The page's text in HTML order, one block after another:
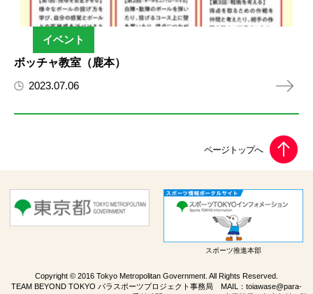
イベント
ボッチャ教室（鹿本）
2023.07.06
スポーツ推進本部
Copyright © 2016 Tokyo Metropolitan Government. All Rights Reserved.
TEAM BEYOND TOKYO パラスポーツプロジェクト事務局 MAIL： toiawase@para-